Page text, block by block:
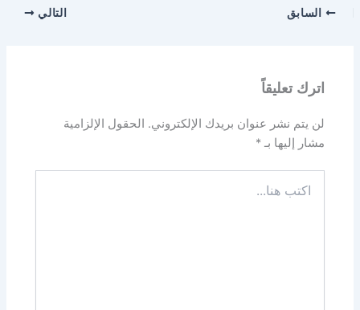
السابق التالي
اترك تعليقاً
لن يتم نشر عنوان بريدك الإلكتروني. الحقول الإلزامية
مشار إليها بـ*
هنا...